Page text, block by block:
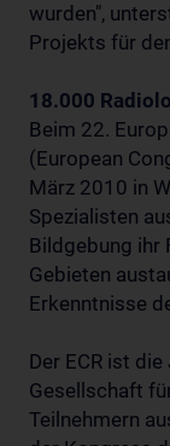
wurden",
Projekts für
18.000
Beim 22.
(European
März 2010 in
Spezialisten
Bildgebung ihr
Gebieten
Erkenntnisse
Der ECR ist
Gesellschaft
Teilnehmern